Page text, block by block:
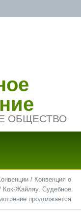
ОБЩЕСТВО
/ Конвенция о
Кок-Жайляу. Судебное
продолжается